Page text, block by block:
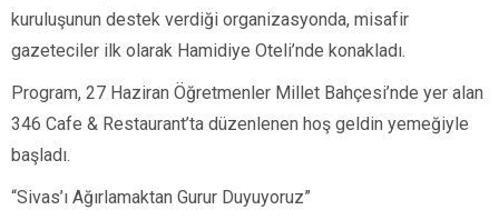
kuruluşunun destek verdiği organizasyonda, misafir
gazeteciler ilk olarak Hamidiye Oteli’nde konakladı.
Program, 27 Haziran Öğretmenler Millet Bahçesi’nde yer alan
346 Cafe & Restaurant’ta düzenlenen hoş geldin yemeğiyle
başladı.
“Sivas’ı Ağırlamaktan Gurur Duyuyoruz”